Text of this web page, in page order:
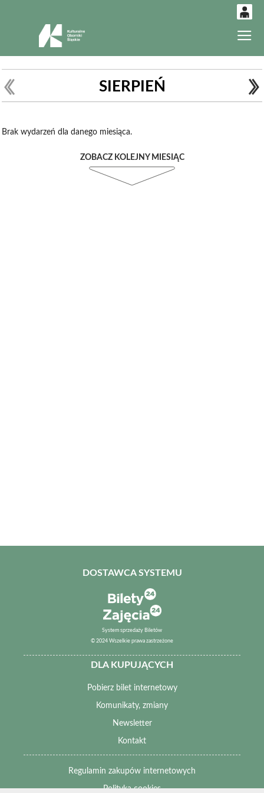
PLN
SIERPIEŃ
Brak wydarzeń dla danego miesiąca.
ZOBACZ KOLEJNY MIESIĄC
DOSTAWCA SYSTEMU
System sprzedaży Biletów
© 2024 Wszelkie prawa zastrzeżone
DLA KUPUJĄCYCH
Pobierz bilet internetowy
Komunikaty, zmiany
Newsletter
Kontakt
Regulamin zakupów internetowych
Polityka cookies